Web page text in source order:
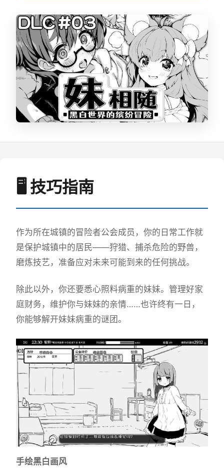
🖥️ 技巧指南
作为所在城镇的冒险者公会成员，你的日常工作就
是保护城镇中的居民——狩猎、捕杀危险的野兽，
磨炼技艺，准备应对未来可能到来的任何挑战。
除此以外，你还要悉心照料病重的妹妹。管理好家
庭财务，维护你与妹妹的亲情……也许终有一日，
你能够解开妹妹病重的谜团。
手绘黑白画风